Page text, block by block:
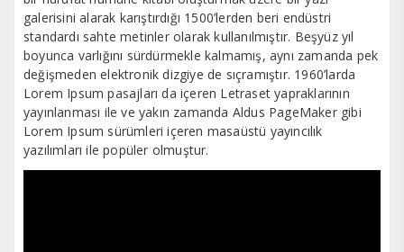
galerisini alarak karıştırdığı 1500’lerden beri endüstri
standardı sahte metinler olarak kullanılmıştır. Beşyüz yıl
boyunca varlığını sürdürmekle kalmamış, aynı zamanda pek
değişmeden elektronik dizgiye de sıçramıştır. 1960’larda
Lorem Ipsum pasajları da içeren Letraset yapraklarının
yayınlanması ile ve yakın zamanda Aldus PageMaker gibi
Lorem Ipsum sürümleri içeren masaüstü yayıncılık
yazılımları ile popüler olmuştur.